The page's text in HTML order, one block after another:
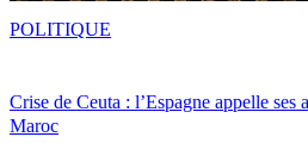
Crise de Ceuta : l’Espagne appelle ses
Maroc
POLITIQUE